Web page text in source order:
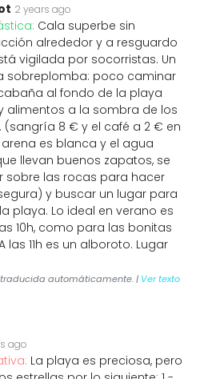
2 years ago
Cala superbe sin
alrededor y a resguardo
vigilada por socorristas. Un
sobreplomba: poco caminar
al fondo de la playa
alimentos a la sombra de los
(sangría 8 € y el café a 2 € en
arena es blanca y el agua
llevan buenos zapatos, se
sobre las rocas para hacer
y buscar un lugar para
playa. Lo ideal en verano es
10h, como para las bonitas
las 11h es un alboroto. Lugar
automáticamente. | Ver texto
ago
La playa es preciosa, pero